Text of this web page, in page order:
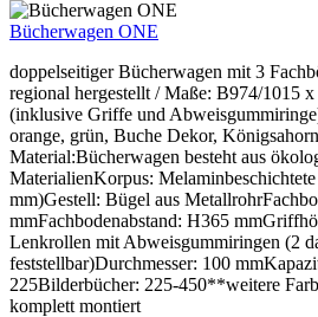
Bücherwagen ONE
doppelseitiger Bücherwagen mit 3
regional hergestellt / Maße: B974/1015
(inklusive Griffe und
orange, grün, Buche Dekor,
Material:Bücherwagen besteht aus
MaterialienKorpus:
mm)Gestell: Bügel aus
mmFachbodenabstand: H365
Lenkrollen mit Abweisgummiringen (2
feststellbar)Durchmesser: 100
225Bilderbücher: 225-450**weitere
komplett montiert